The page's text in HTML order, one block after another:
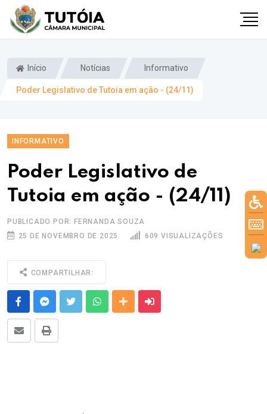
Início Notícias Informativo
Poder Legislativo de Tutoia em ação - (24/11)
INFORMATIVO
Poder Legislativo de
Tutoia em ação - (24/11)
PUBLICADO POR: FERNANDA SOUZA
25 DE NOVEMBRO DE 2025
609 VISUALIZAÇÕES
COMPARTILHAR:
FacebookMessenger
Twitter WhatsappOutras Mídias
E-mail